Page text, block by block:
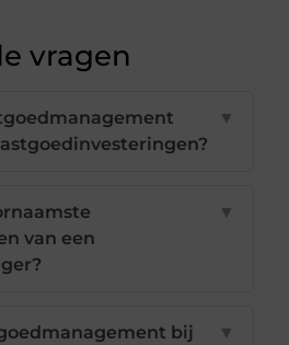
vragen
▼
van een
▼
bij
▼